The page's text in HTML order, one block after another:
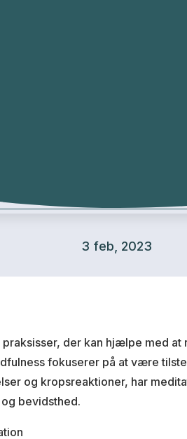
3 feb, 2023
der kan hjælpe med at
fokuserer på at være
og kropsreaktioner, har
bevidsthed.